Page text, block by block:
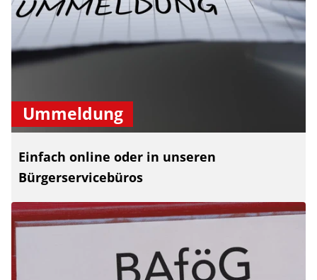
Ummeldung
Einfach online oder in unseren
Bürgerservicebüros